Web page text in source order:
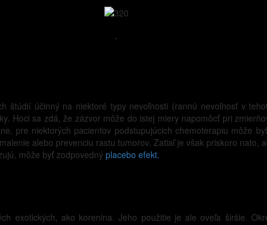
-
štúdií účinný na niektoré typy nevoľnosti (rannú nevoľnosť v
Hoci sa zdá, že zázvor môže do istej miery napomôcť pri
pre niektorých pacientov podstupujúcich chemoterapiu môže
alebo prevenciu rastu tumorov. Zatiaľ je však priskoro nato,
môže byť zodpovedný placebo efekt.
exotických, ako korenina. Jeho použitie je ale oveľa širšie.